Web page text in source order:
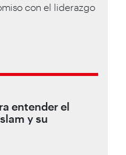
con el liderazgo
entender el
y su